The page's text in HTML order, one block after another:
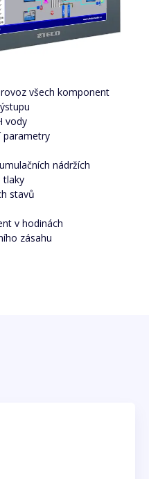
všech komponent
vody
parametry
nádržích
tlaky
stavů
v hodinách
zásahu